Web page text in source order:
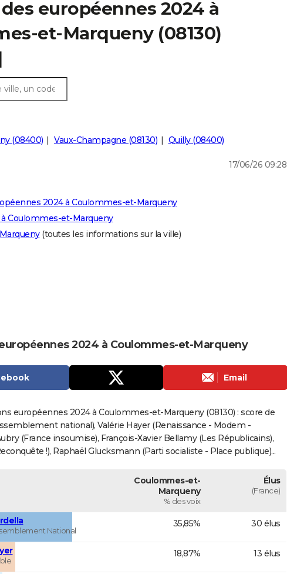
européennes 2024 à
et-Marqueny (08130)
(08400) Vaux-Champagne (08130) Quilly (08400)
17/06/26 09:28
2024 à Coulommes-et-Marqueny
à Coulommes-et-Marqueny
(toutes les informations sur la ville)
2024 à Coulommes-et-Marqueny
Email
européennes 2024 à Coulommes-et-Marqueny (08130) : score de
national), Valérie Hayer (Renaissance - Modem -
(France insoumise), François-Xavier Bellamy (Les Républicains),
!), Raphaël Glucksmann (Parti socialiste - Place publique)...
Coulommes-et-
Marqueny
% des voix
Élus
(France)
National
35,85% 30 élus
18,87% 13 élus